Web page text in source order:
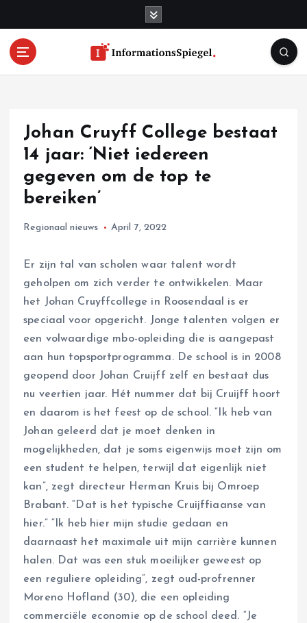
Johan Cruyff College bestaat
14 jaar: ‘Niet iedereen
gegeven om de top te
bereiken’
Regionaal nieuws April 7, 2022
Er zijn tal van scholen waar talent wordt
geholpen om zich verder te ontwikkelen. Maar
het Johan Cruyffcollege in Roosendaal is er
speciaal voor opgericht. Jonge talenten volgen er
een volwaardige mbo-opleiding die is aangepast
aan hun topsportprogramma. De school is in 2008
geopend door Johan Cruijff zelf en bestaat dus
nu veertien jaar. Hét nummer dat bij Cruijff hoort
en daarom is het feest op de school. “Ik heb van
Johan geleerd dat je moet denken in
mogelijkheden, dat je soms eigenwijs moet zijn om
een student te helpen, terwijl dat eigenlijk niet
kan”, zegt directeur Herman Kruis bij Omroep
Brabant. “Dat is het typische Cruijffiaanse van
hier.” “Ik heb hier mijn studie gedaan en
daarnaast het maximale uit mijn carrière kunnen
halen. Dat was een stuk moeilijker geweest op
een reguliere opleiding”, zegt oud-profrenner
Moreno Hofland (30), die een opleiding
commerciële economie op de school deed. “Je